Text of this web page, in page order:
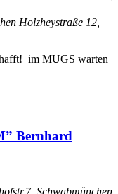
Holzheystraße 12,
im MUGS warten
Bernhard
Schwabmünchen